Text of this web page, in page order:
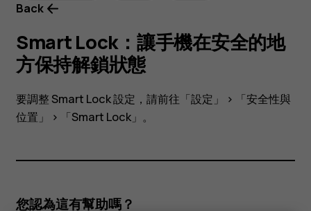
安
全
的
地
方
Back
Smart Lock：讓手機在安全的地
方保持解鎖狀態
要調整 Smart Lock 設定，請前往 「設定」 >
「安全性與
位置」
> 「Smart Lock」 。
您認為這有幫助嗎？